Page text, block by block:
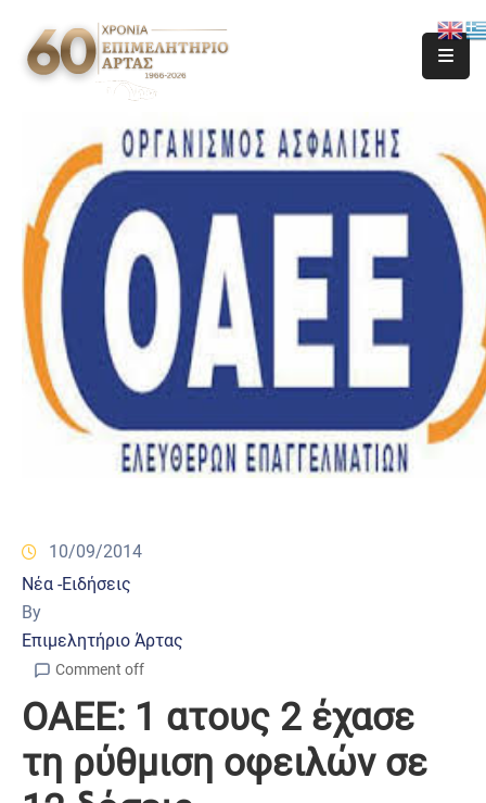
10/09/2014
Νέα -Ειδήσεις
By
Επιμελητήριο Άρτας
Comment off
ΟΑΕΕ: 1 ατους 2 έχασε
τη ρύθμιση οφειλών σε